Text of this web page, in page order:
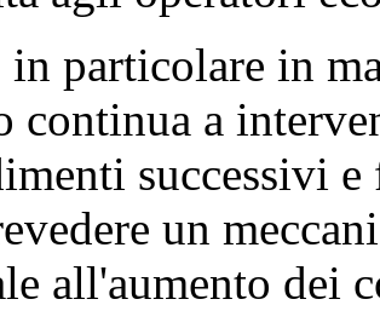
in
continua a
successivi
un
all'aumento dei